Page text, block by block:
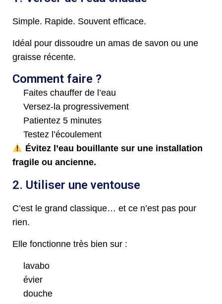
Simple. Rapide. Souvent efficace.
Idéal pour dissoudre un amas de savon ou une
graisse récente.
Comment faire ?
Faites chauffer de l’eau
Versez-la progressivement
Patientez 5 minutes
Testez l’écoulement
Évitez l’eau bouillante sur une installation
fragile ou ancienne.
2. Utiliser une ventouse
C’est le grand classique… et ce n’est pas pour
rien.
Elle fonctionne très bien sur :
lavabo
évier
douche